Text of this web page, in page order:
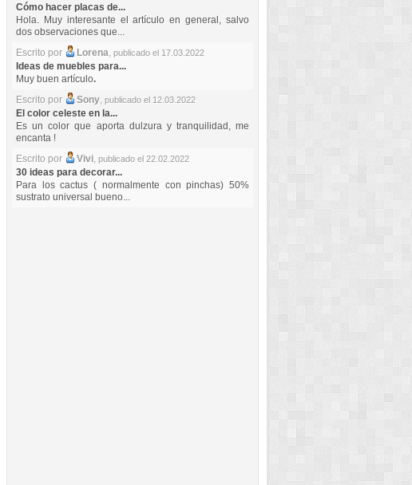
Cómo hacer placas de...
Hola. Muy interesante el artículo en general, salvo
dos observaciones que...
Escrito por
Lorena, publicado el 17.03.2022
Ideas de muebles para...
Muy buen artículo.
Escrito por
Sony, publicado el 12.03.2022
El color celeste en la...
Es un color que aporta dulzura y tranquilidad, me
encanta !
Escrito por
Vivi, publicado el 22.02.2022
30 ideas para decorar...
Para los cactus ( normalmente con pinchas) 50%
sustrato universal bueno...